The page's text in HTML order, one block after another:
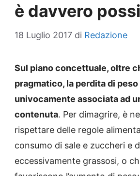
è davvero
18 Luglio 2017 di Redazione
Sul piano concettuale, oltre
pragmatico, la perdita di peso
univocamente associata ad
contenuta. Per dimagrire, è
rispettare delle regole
consumo di sale e zuccheri e
eccessivamente grassosi, o